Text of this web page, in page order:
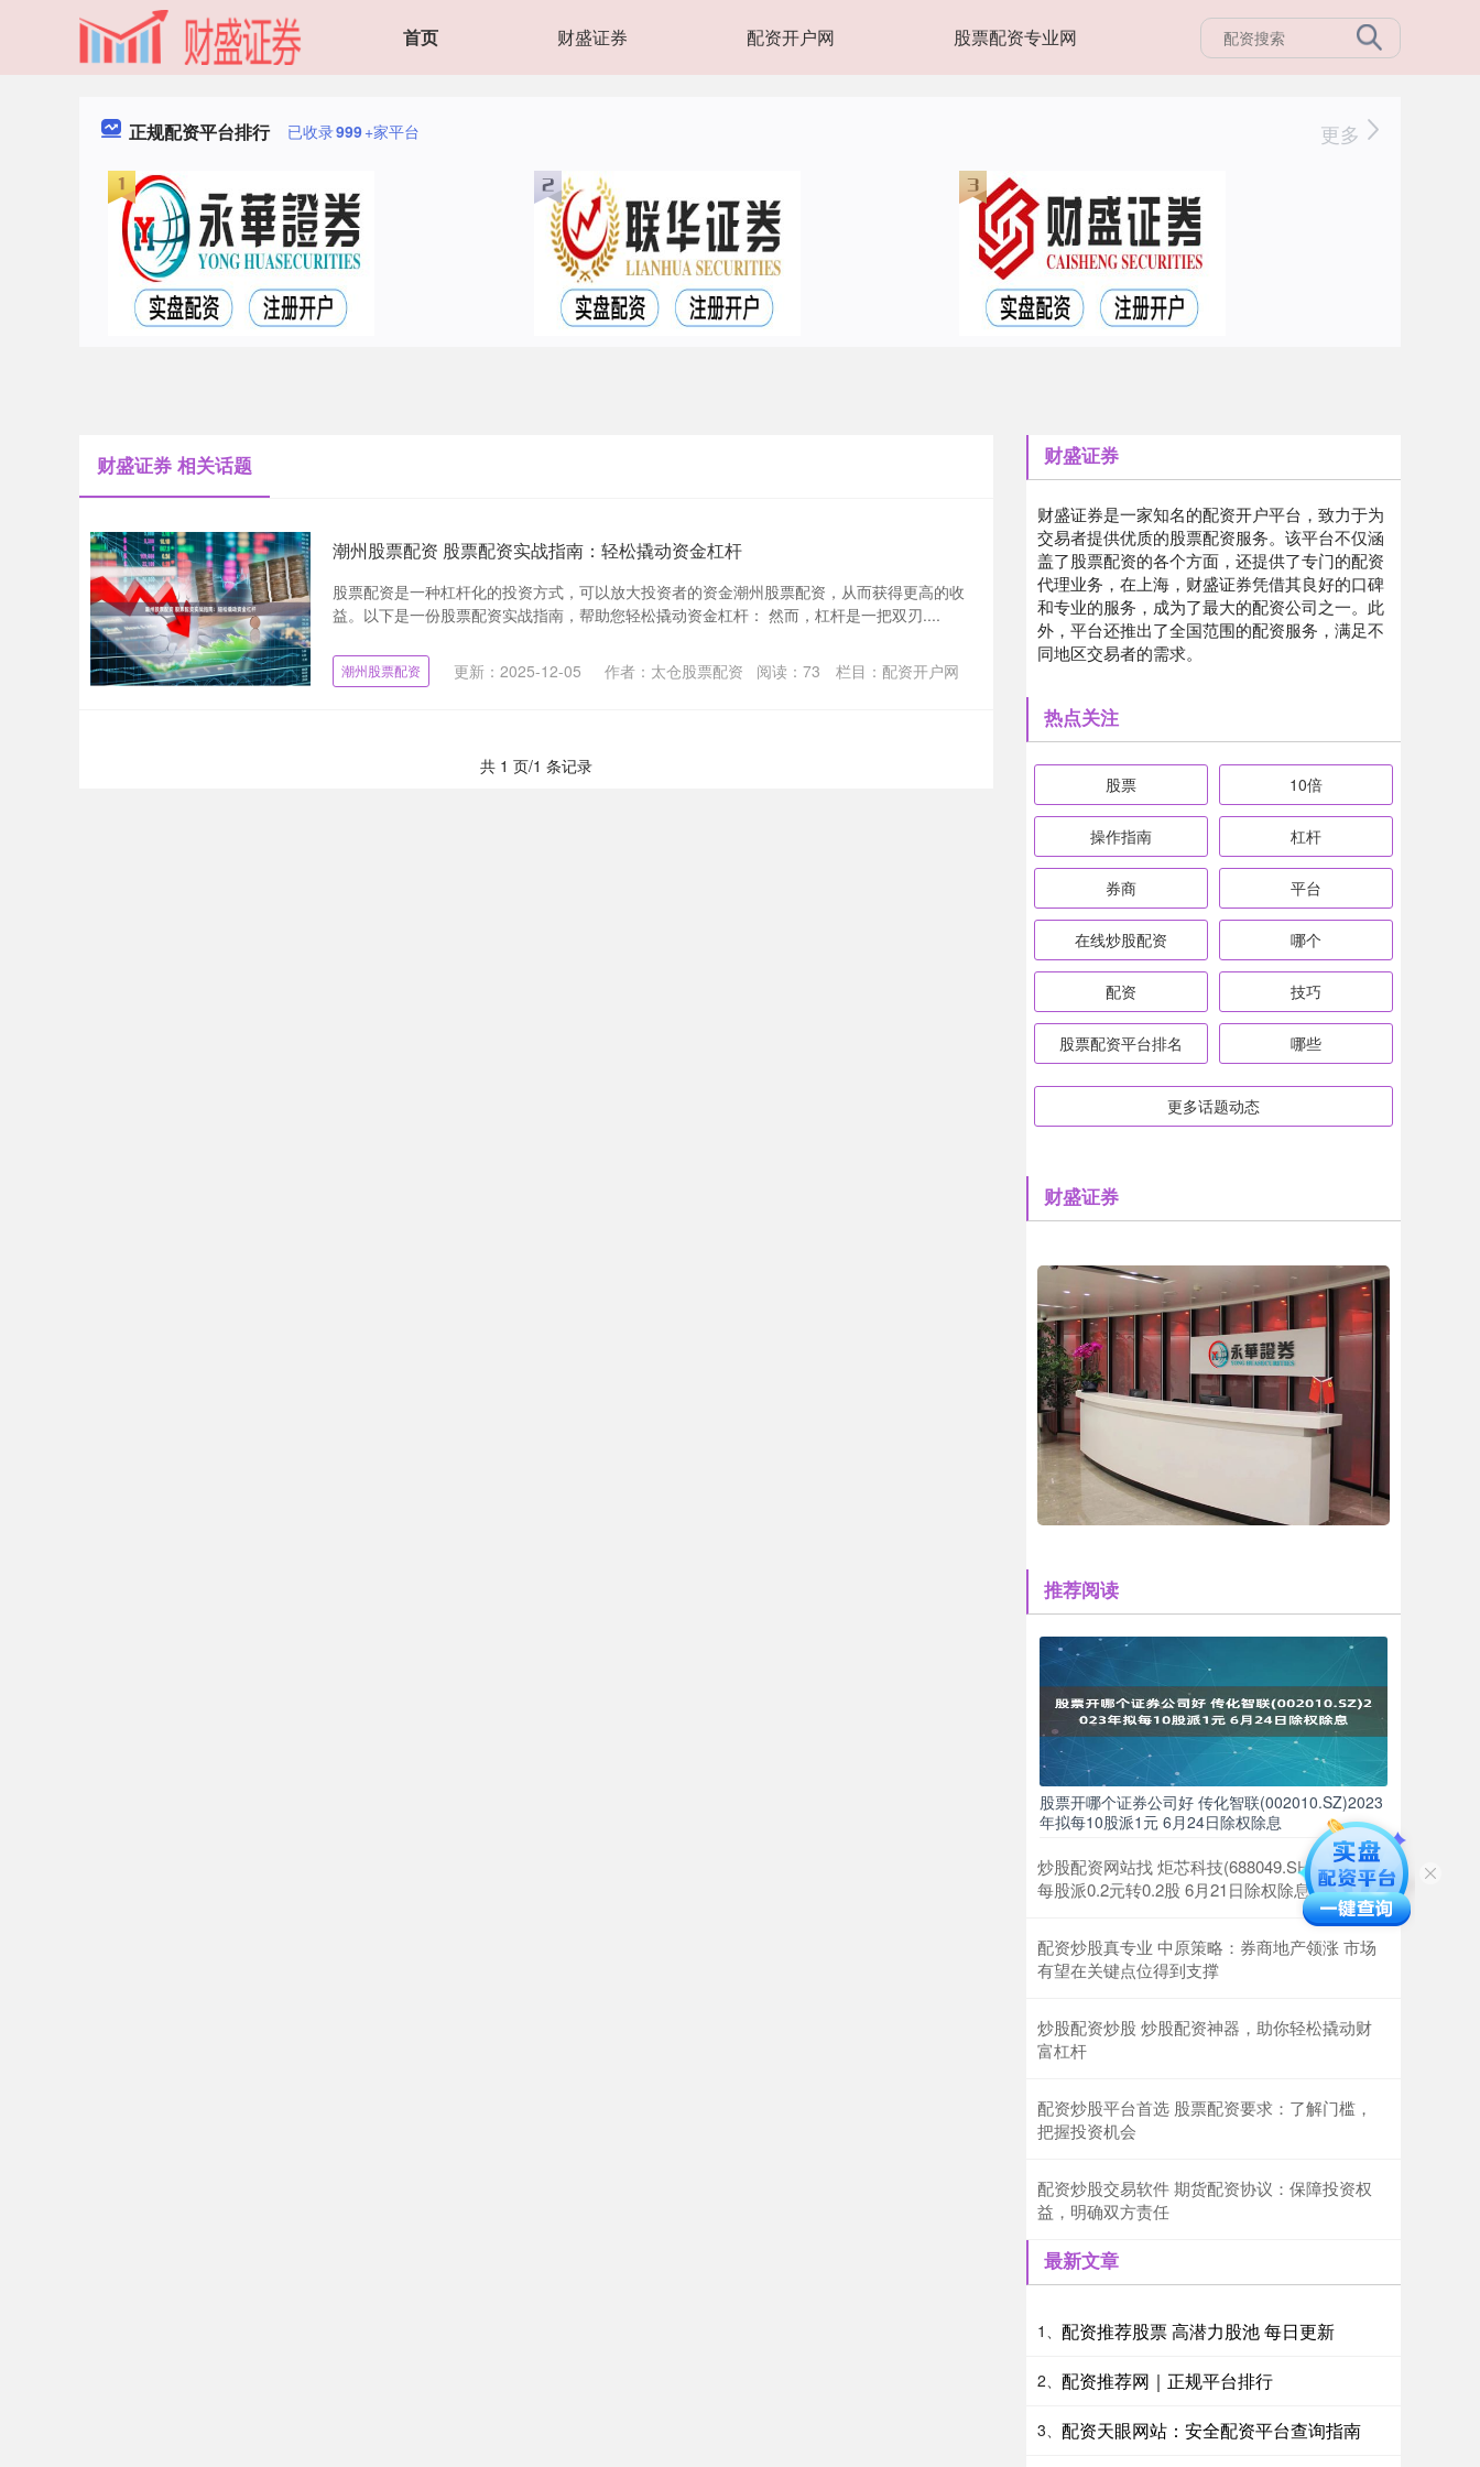
首页 财盛证券 配资开户网 股票配资专业网
正规配资平台排行 已收录999+家平台 更多
财盛证券 相关话题
潮州股票配资 股票配资实战指南：轻松撬动资金杠杆
股票配资是一种杠杆化的投资方式，可以放大投资者的资金潮州股票配资，从而获得更高的收
益。以下是一份股票配资实战指南，帮助您轻松撬动资金杠杆： 然而，杠杆是一把双刃....
潮州股票配资 更新：2025-12-05 作者：太仓股票配资 阅读： 73 栏目： 配资开户网
共 1 页/1 条记录
财盛证券
财盛证券是一家知名的配资开户平台，致力于为
交易者提供优质的股票配资服务。该平台不仅涵
盖了股票配资的各个方面，还提供了专门的配资
代理业务，在上海，财盛证券凭借其良好的口碑
和专业的服务，成为了最大的配资公司之一。此
外，平台还推出了全国范围的配资服务，满足不
同地区交易者的需求。
热点关注
股票 10倍
操作指南 杠杆
券商 平台
在线炒股配资 哪个
配资 技巧
股票配资平台排名 哪些
更多话题动态
财盛证券
推荐阅读
股票开哪个证券公司好 传化智联(002010.SZ)2023
年拟每10股派1元 6月24日除权除息
炒股配资网站找 炬芯科技(688049.SH)2023年拟
每股派0.2元转0.2股 6月21日除权除息
配资炒股真专业 中原策略：券商地产领涨 市场
有望在关键点位得到支撑
炒股配资炒股 炒股配资神器，助你轻松撬动财
富杠杆
配资炒股平台首选 股票配资要求：了解门槛，
把握投资机会
配资炒股交易软件 期货配资协议：保障投资权
益，明确双方责任
最新文章
1、 配资推荐股票 高潜力股池 每日更新
2、 配资推荐网｜正规平台排行
3、 配资天眼网站：安全配资平台查询指南